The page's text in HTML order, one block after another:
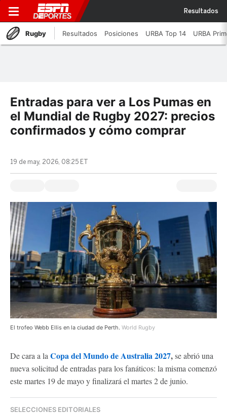
Resultados
Rugby Resultados Posiciones URBA Top 14 URBA
Entradas para ver a Los Pumas en
el Mundial de Rugby 2027: precios
confirmados y cómo comprar
19 de may, 2026, 08:25 ET
El trofeo Webb Ellis en la ciudad de Perth. World Rugby
De cara a la Copa del Mundo de Australia 2027,se abrió una
nueva solicitud de entradas para los fanáticos: la misma comenzó
este martes 19 de mayo y finalizará el martes 2 de junio.
SELECCIONES EDITORIALES